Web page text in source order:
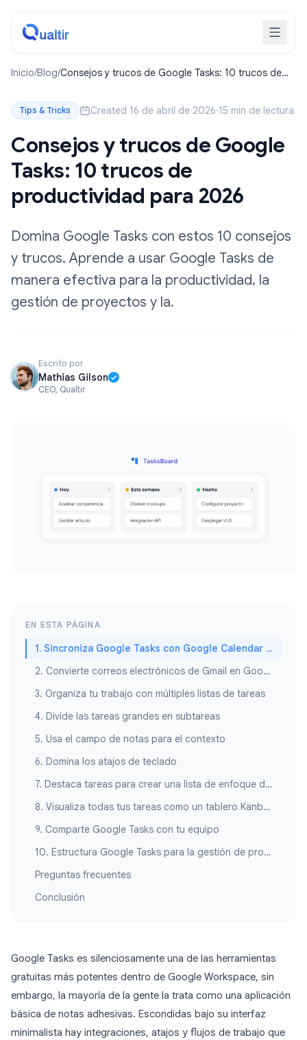
Inicio/Blog/Consejos y trucos de Google Tasks: 10 trucos de
Tips & Tricks Created 16 de abril de 2026·15 min de lectura
Consejos y trucos de Google
Tasks: 10 trucos de
productividad para 2026
Domina Google Tasks con estos 10 consejos
y trucos. Aprende a usar Google Tasks de
manera efectiva para la productividad, la
gestión de proyectos y la.
Escrito por
Mathias Gilson
CEO, Qualtir
EN ESTA PÁGINA
1. Sincroniza Google Tasks con Google Calendar para el bloqueo de tiempo
2. Convierte correos electrónicos de Gmail en Google Tasks al instante
3. Organiza tu trabajo con múltiples listas de tareas
4. Divide las tareas grandes en subtareas
5. Usa el campo de notas para el contexto
6. Domina los atajos de teclado
7. Destaca tareas para crear una lista de enfoque diario
8. Visualiza todas tus tareas como un tablero Kanban
9. Comparte Google Tasks con tu equipo
10. Estructura Google Tasks para la gestión de proyectos
Preguntas frecuentes
Conclusión
Google Tasks es silenciosamente una de las herramientas
gratuitas más potentes dentro de Google Workspace, sin
embargo, la mayoría de la gente la trata como una aplicación
básica de notas adhesivas. Escondidas bajo su interfaz
minimalista hay integraciones, atajos y flujos de trabajo que